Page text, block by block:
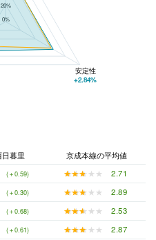
20%
0%
安定性
+2.84%
暮里
京成本線の平均値
(＋0.59) ★★★★★
★★★★★
2.71
(＋0.30) ★★★★★
★★★★★
2.89
(＋0.68) ★★★★★
★★★★★
2.53
(＋0.61) ★★★★★
★★★★★ 2.87